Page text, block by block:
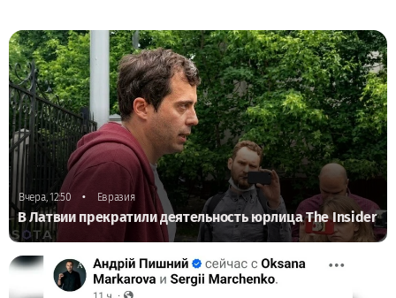
Вчера, 12:50 • Евразия
В Латвии прекратили деятельность юрлица The Insider